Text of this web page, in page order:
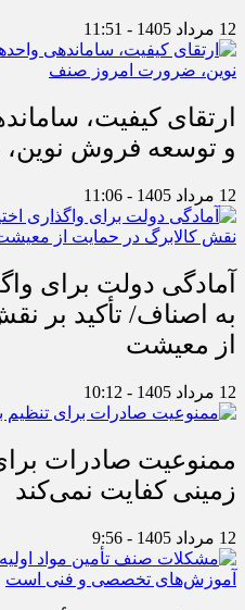
12 مرداد 1405 - 11:51
ارتقای کیفیت،
و توسعه فروش
12 مرداد 1405 - 11:06
آمادگی دولت برای
به اصناف/ تأکید بر
از معیشت
12 مرداد 1405 - 10:12
ممنوعیت صادرات
زمینی کفایت نمی‌کند
12 مرداد 1405 - 9:56